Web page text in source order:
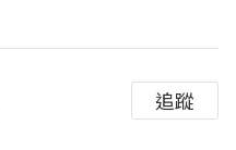
追蹤